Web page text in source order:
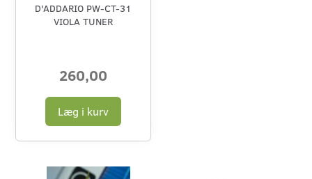
D'ADDARIO PW-CT-31
VIOLA TUNER
260,00
Læg i kurv